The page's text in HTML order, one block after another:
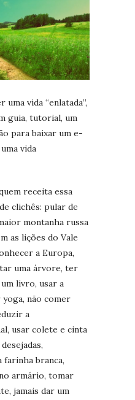
vida “enlatada”,
guia, tutorial, um
para baixar um e-
vida
receita essa
clichês: pular de
montanha russa
as lições do Vale
a Europa,
uma árvore, ter
livro, usar a
não comer
a
usar colete e cinta
farinha branca,
armário, tomar
jamais dar um